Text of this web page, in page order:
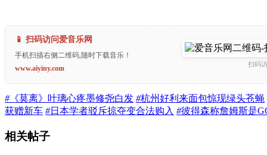
📱 扫码访问爱音乐网
手机扫描右侧二维码,随时下载音乐！
www.aiyiny.com
扫码
#《莫离》叶璃心疼墨修尧白发 #杭州好利来面包惊现绿头苍蝇
获赠新车 #日本学者驳斥掠夺变合法购入 #彼得森称詹姆斯是
相关帖子